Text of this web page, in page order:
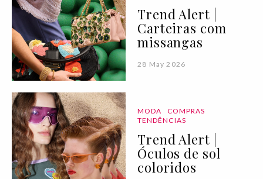
Trend Alert |
Carteiras com
missangas
28 May 2026
MODA
COMPRAS
TENDÊNCIAS
Trend Alert |
Óculos de sol
coloridos